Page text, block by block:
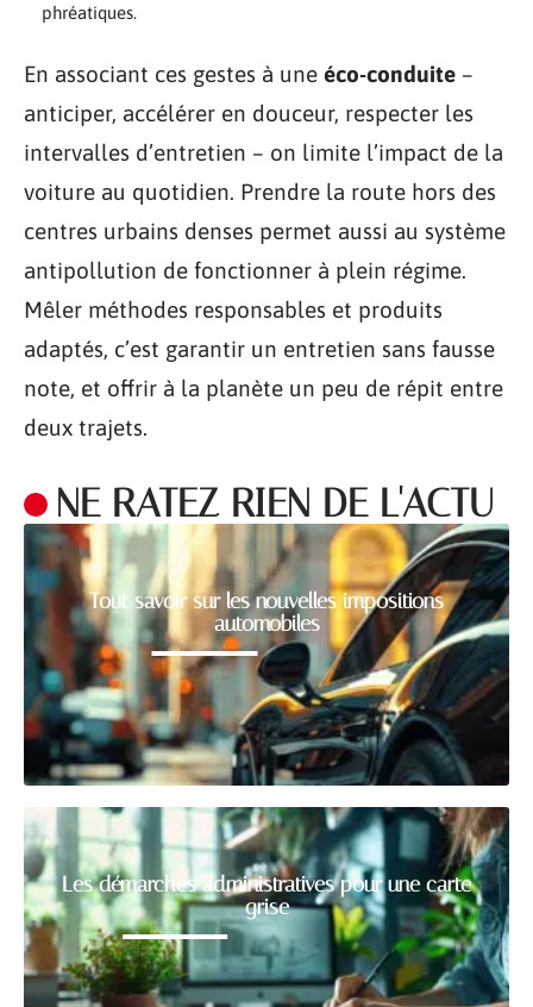
phréatiques.
En associant ces gestes à une éco-conduite –
anticiper, accélérer en douceur, respecter les
intervalles d’entretien – on limite l’impact de la
voiture au quotidien. Prendre la route hors des
centres urbains denses permet aussi au système
antipollution de fonctionner à plein régime.
Mêler méthodes responsables et produits
adaptés, c’est garantir un entretien sans fausse
note, et offrir à la planète un peu de répit entre
deux trajets.
NE RATEZ RIEN DE L'ACTU
Tout savoir sur les nouvelles impositions
automobiles
Les démarches administratives pour une carte
grise